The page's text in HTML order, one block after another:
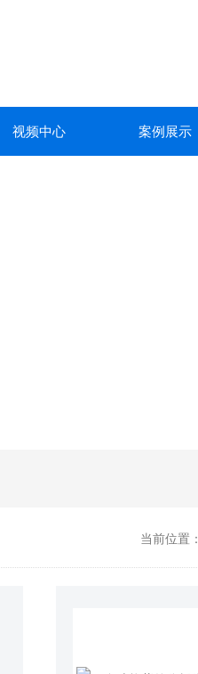
视频中心 案例展示
当前位置：